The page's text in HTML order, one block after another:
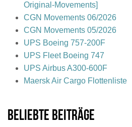
Original-Movements]
CGN Movements 06/2026
CGN Movements 05/2026
UPS Boeing 757-200F
UPS Fleet Boeing 747
UPS Airbus A300-600F
Maersk Air Cargo Flottenliste
Beliebte Beiträge